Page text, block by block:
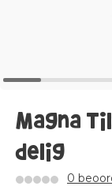
Magna
delig
0